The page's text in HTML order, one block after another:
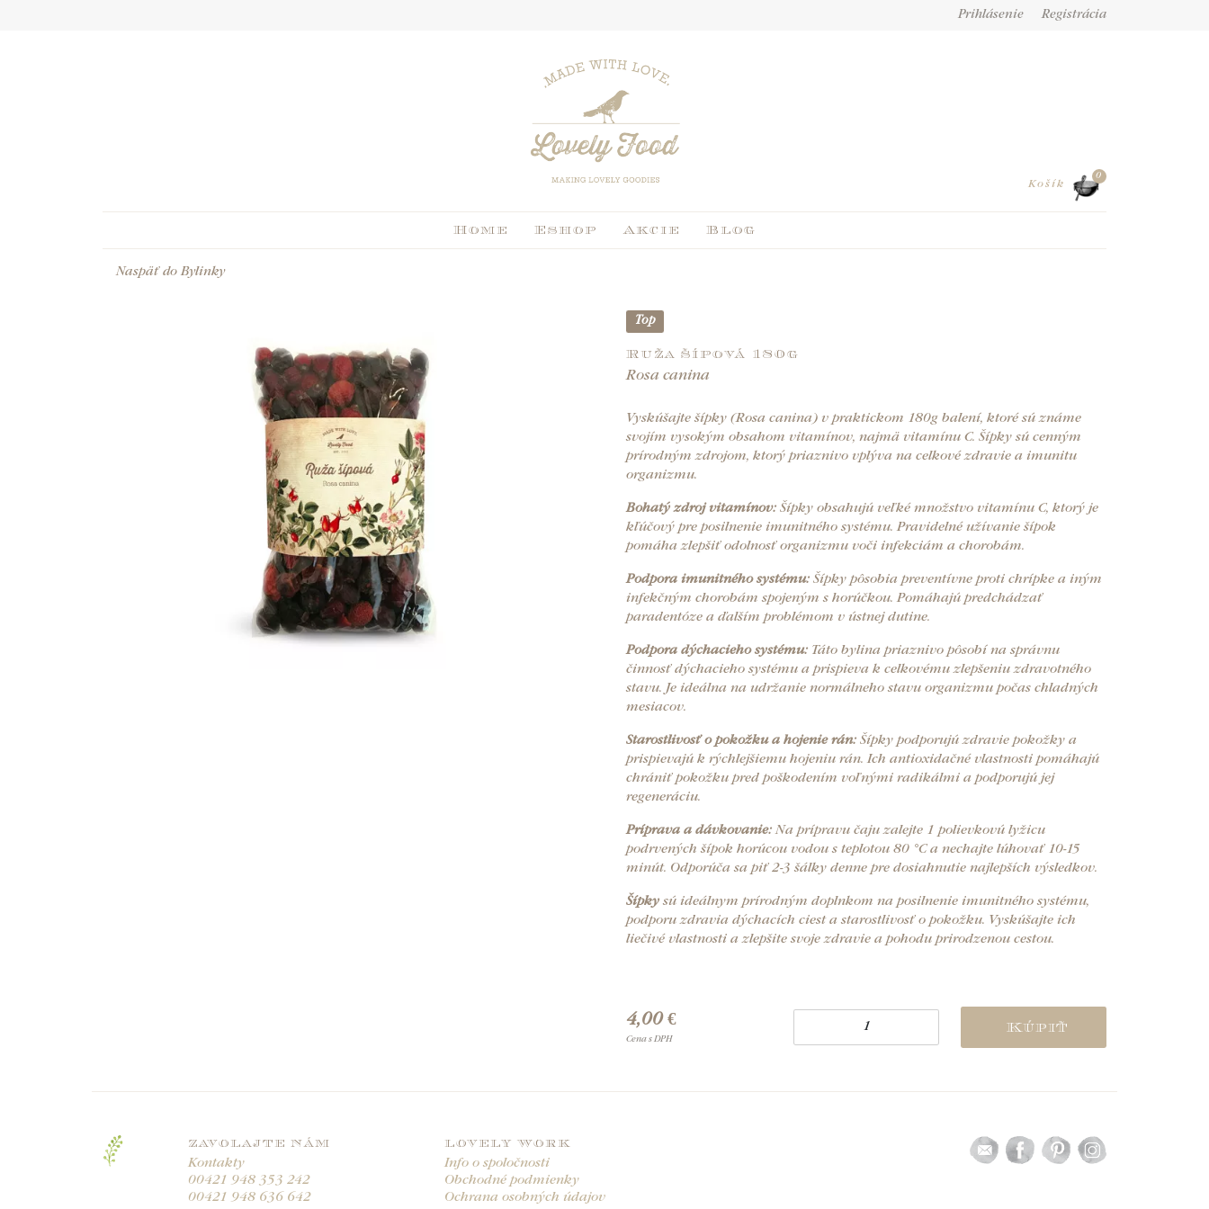
Prihlásenie Registrácia
Home Eshop Akcie Blog
0
Košík
Naspäť do Bylinky
Top
Ruža šípová 180g
Rosa canina
Vyskúšajte šípky (Rosa canina) v praktickom 180g balení, ktoré sú známe
svojím vysokým obsahom vitamínov, najmä vitamínu C. Šípky sú cenným
prírodným zdrojom, ktorý priaznivo vplýva na celkové zdravie a imunitu
organizmu.
Bohatý zdroj vitamínov: Šípky obsahujú veľké množstvo vitamínu C, ktorý je
kľúčový pre posilnenie imunitného systému. Pravidelné užívanie šípok
pomáha zlepšiť odolnosť organizmu voči infekciám a chorobám.
Podpora imunitného systému: Šípky pôsobia preventívne proti chrípke a iným
infekčným chorobám spojeným s horúčkou. Pomáhajú predchádzať
paradentóze a ďalším problémom v ústnej dutine.
Podpora dýchacieho systému: Táto bylina priaznivo pôsobí na správnu
činnosť dýchacieho systému a prispieva k celkovému zlepšeniu zdravotného
stavu. Je ideálna na udržanie normálneho stavu organizmu počas chladných
mesiacov.
Starostlivosť o pokožku a hojenie rán: Šípky podporujú zdravie pokožky a
prispievajú k rýchlejšiemu hojeniu rán. Ich antioxidačné vlastnosti pomáhajú
chrániť pokožku pred poškodením voľnými radikálmi a podporujú jej
regeneráciu.
Príprava a dávkovanie: Na prípravu čaju zalejte 1 polievkovú lyžicu
podrvených šípok horúcou vodou s teplotou 80 °C a nechajte lúhovať 10-15
minút. Odporúča sa piť 2-3 šálky denne pre dosiahnutie najlepších výsledkov.
Šípky sú ideálnym prírodným doplnkom na posilnenie imunitného systému,
podporu zdravia dýchacích ciest a starostlivosť o pokožku. Vyskúšajte ich
liečivé vlastnosti a zlepšite svoje zdravie a pohodu prirodzenou cestou.
4,00 €
Cena s DPH
Kúpiť
ZAVOLAJTE NÁM
Kontakty
00421 948 353 242
00421 948 636 642
LOVELY WORK
Info o spoločnosti
Obchodné podmienky
Ochrana osobných údajov